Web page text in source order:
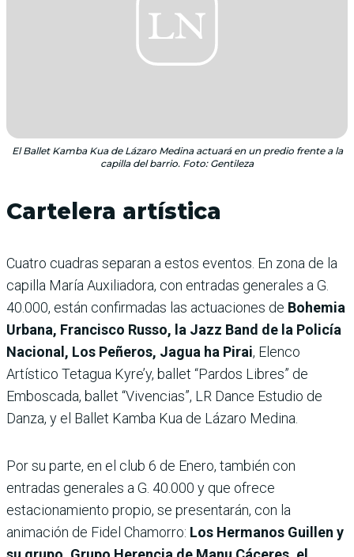
El Ballet Kamba Kua de Lázaro Medina actuará en un predio frente a la
capilla del barrio. Foto: Gentileza
Cartelera artística
Cuatro cuadras separan a estos eventos. En zona de la
capilla María Auxiliadora, con entradas generales a G.
40.000, están confirmadas las actuaciones de Bohemia
Urbana, Francisco Russo, la Jazz Band de la Policía
Nacional, Los Peñeros, Jagua ha Pirai, Elenco
Artístico Tetagua Kyre’y, ballet “Pardos Libres” de
Emboscada, ballet “Vivencias”, LR Dance Estudio de
Danza, y el Ballet Kamba Kua de Lázaro Medina.
Por su parte, en el club 6 de Enero, también con
entradas generales a G. 40.000 y que ofrece
estacionamiento propio, se presentarán, con la
animación de Fidel Chamorro: Los Hermanos Guillen y